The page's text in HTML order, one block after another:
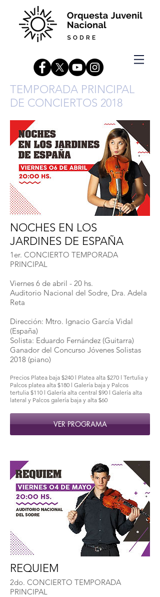
TEMPORADA PRINCIPAL
DE CONCIERTOS 2018
NOCHES EN LOS
JARDINES DE ESPAÑA
1er. CONCIERTO TEMPORADA
PRINCIPAL
Viernes 6 de abril - 20 hs.
Auditorio Nacional del Sodre, Dra. Adela
Reta
Dirección: Mtro. Ignacio García Vidal
(España)
Solista: Eduardo Fernández (Guitarra)
Ganador del Concurso Jóvenes Solistas
2018 (piano)
Precios Platea baja $240 l Platea alta $270 l Tertulia y
Palcos platea alta $180 l Galería baja y Palcos
tertulia $110 l Galería alta central $90 l Galería alta
lateral y Palcos galería baja y alta $60
VER PROGRAMA
REQUIEM
2do. CONCIERTO TEMPORADA
PRINCIPAL